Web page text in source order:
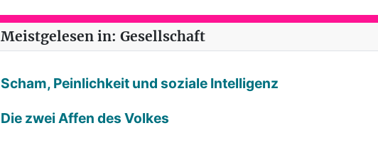
Meistgelesen in: Gesellschaft
Scham, Peinlichkeit und soziale Intelligenz
Die zwei Affen des Volkes